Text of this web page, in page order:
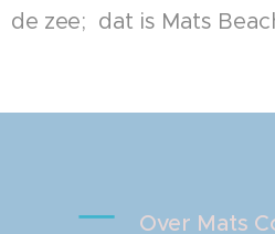
de zee; dat is Mats
— Over Mats